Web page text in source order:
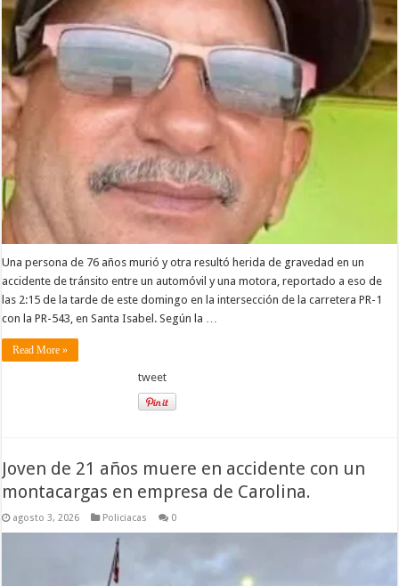
Una persona de 76 años murió y otra resultó herida de gravedad en un
accidente de tránsito entre un automóvil y una motora, reportado a eso de
las 2:15 de la tarde de este domingo en la intersección de la carretera PR-1
con la PR-543, en Santa Isabel. Según la …
Read More »
tweet
Joven de 21 años muere en accidente con un
montacargas en empresa de Carolina.
agosto 3, 2026 Policiacas 0